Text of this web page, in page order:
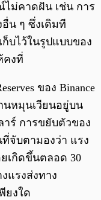
ไม่คาดฝัน เช่น การ
น ๆ ซึ่งเดิมที
บไว้ในรูปแบบของ
คงที่
ของ Binance
นหมุนเวียนอยู่บน
ร์ การขยับตัวของ
ที่จับตามองว่า แรง
เกิดขึ้นตลอด 30
แรงส่งทาง
ยงใด